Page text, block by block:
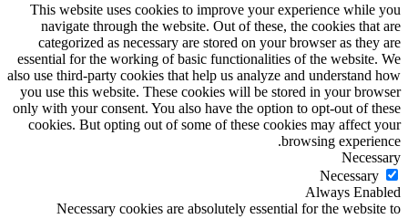
This website uses cookies to improve your experience while you
navigate through the website. Out of these, the cookies that are
categorized as necessary are stored on your browser as they are
essential for the working of basic functionalities of the website. We
also use third-party cookies that help us analyze and understand how
you use this website. These cookies will be stored in your browser
only with your consent. You also have the option to opt-out of these
cookies. But opting out of some of these cookies may affect your
browsing experience.
Necessary
Necessary
Always Enabled
Necessary cookies are absolutely essential for the website to